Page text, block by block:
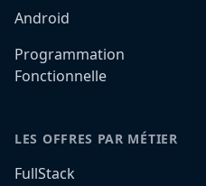
Android
Programmation
Fonctionnelle
LES OFFRES PAR MÉTIER
FullStack